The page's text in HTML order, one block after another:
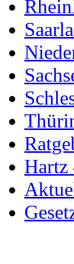
Hartz